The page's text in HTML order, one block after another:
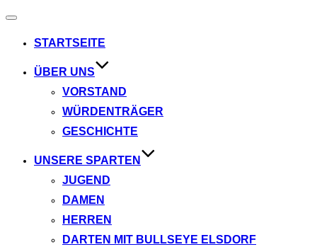
Navigation
STARTSEITE
ÜBER UNS
VORSTAND
WÜRDENTRÄGER
GESCHICHTE
UNSERE SPARTEN
JUGEND
DAMEN
HERREN
DARTEN MIT BULLSEYE ELSDORF